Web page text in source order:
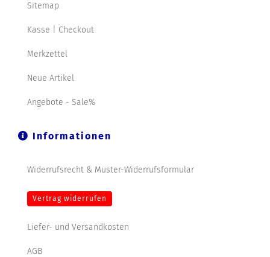
Sitemap
Kasse | Checkout
Merkzettel
Neue Artikel
Angebote - Sale%
Informationen
Widerrufsrecht & Muster-Widerrufsformular
Vertrag widerrufen
Liefer- und Versandkosten
AGB